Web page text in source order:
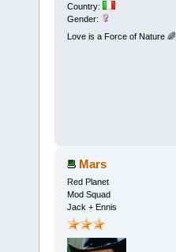
Country:
Gender:
Love is a Force of Nature 🌈
Mars
Red Planet
Mod Squad
Jack + Ennis